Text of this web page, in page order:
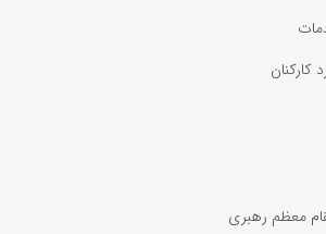
کارکنان
معظم رهبری